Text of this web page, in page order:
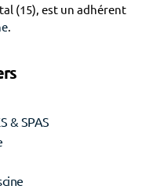
(15), est un adhérent
.
& SPAS